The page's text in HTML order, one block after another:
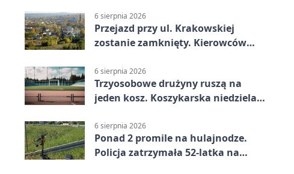
6 sierpnia 2026
Przejazd przy ul. Krakowskiej
zostanie zamknięty. Kierowców
6 sierpnia 2026
Trzyosobowe drużyny ruszą na
jeden kosz. Koszykarska niedziela
6 sierpnia 2026
Ponad 2 promile na hulajnodze.
Policja zatrzymała 52-latka na